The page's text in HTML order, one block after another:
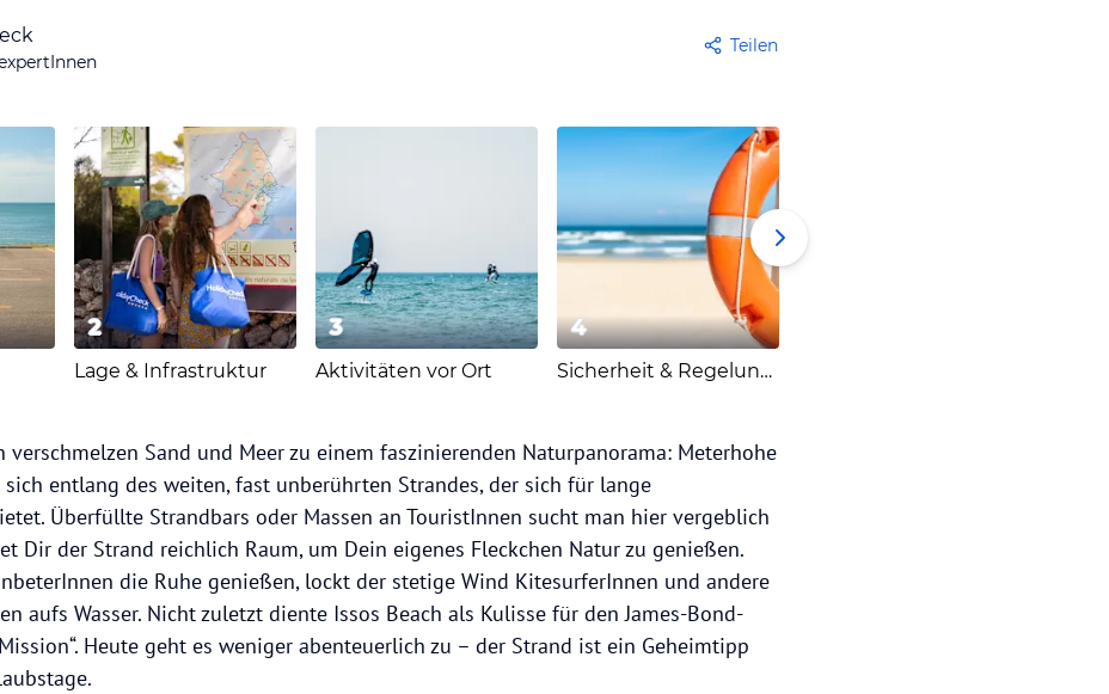
Teilen
2
Lage & Infrastruktur
3
Aktivitäten vor Ort
4
Sicherheit & Regelungen
verschmelzen Sand und Meer zu einem faszinierenden Naturpanorama: Meterhohe
sich entlang des weiten, fast unberührten Strandes, der sich für lange
Überfüllte Strandbars oder Massen an TouristInnen sucht man hier vergeblich
Dir der Strand reichlich Raum, um Dein eigenes Fleckchen Natur zu genießen.
die Ruhe genießen, lockt der stetige Wind KitesurferInnen und andere
aufs Wasser. Nicht zuletzt diente Issos Beach als Kulisse für den James-Bond-
Heute geht es weniger abenteuerlich zu – der Strand ist ein Geheimtipp